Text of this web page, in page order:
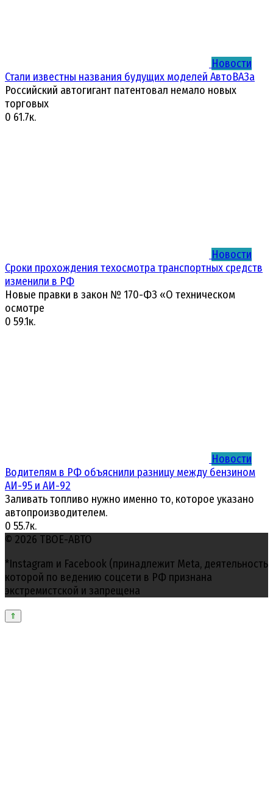
Новости
Стали известны названия будущих моделей АвтоВАЗа
Российский автогигант патентовал немало новых
торговых
0 61.7к.
Новости
Сроки прохождения техосмотра транспортных средств
изменили в РФ
Новые правки в закон № 170-ФЗ «О техническом
осмотре
0 59.1к.
Новости
Водителям в РФ объяснили разницу между бензином
АИ-95 и АИ-92
Заливать топливо нужно именно то, которое указано
автопроизводителем.
0 55.7к.
© 2026 ТВОЕ-АВТО
*Instagram и Facebook (принадлежит Meta, деятельность
которой по ведению соцсети в РФ признана
экстремистской и запрещена